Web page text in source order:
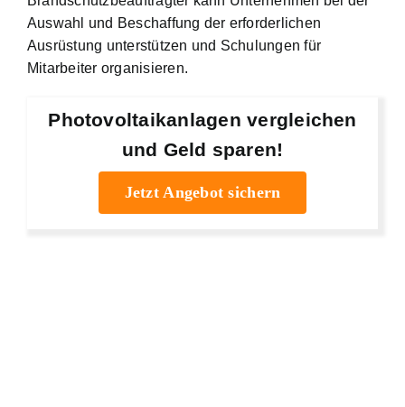
Auswahl und Beschaffung der erforderlichen
Ausrüstung unterstützen und Schulungen für
Mitarbeiter organisieren.
Photovoltaikanlagen vergleichen
und Geld sparen!
Jetzt Angebot sichern